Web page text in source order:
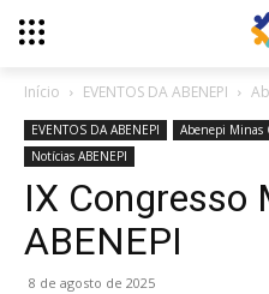
Início EVENTOS DA ABENEPI
EVENTOS DA ABENEPI Abenepi Minas
Notícias ABENEPI
IX Congresso
ABENEPI
8 de agosto de 2025